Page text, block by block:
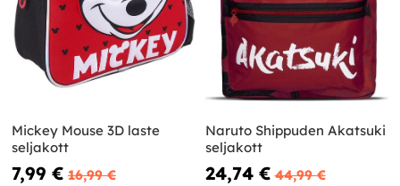
Mickey Mouse 3D laste
seljakott
7,99 € 16,99 €
Naruto Shippuden Akatsuki
seljakott
24,74 € 44,99 €